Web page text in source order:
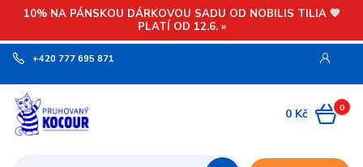
10% NA PÁNSKOU DÁRKOVOU SADU OD NOBILIS TILIA 💙
PLATÍ OD 12.6. »
+420 777 695 871
0
0 Kč